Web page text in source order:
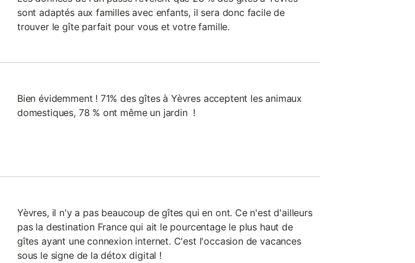
sont adaptés aux familles avec enfants, il sera donc facile de
trouver le gîte parfait pour vous et votre famille.
Bien évidemment ! 71% des gîtes à Yèvres acceptent les animaux
domestiques, 78 % ont même un jardin !
Yèvres, il n'y a pas beaucoup de gîtes qui en ont. Ce n'est d'ailleurs
pas la destination France qui ait le pourcentage le plus haut de
gîtes ayant une connexion internet. C'est l'occasion de vacances
sous le signe de la détox digital !